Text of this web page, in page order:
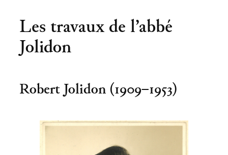
Les travaux de l’abbé
Jolidon
Robert Jolidon (1909 – 1953)